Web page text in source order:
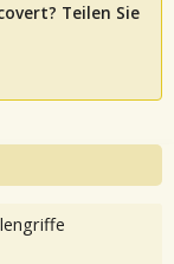
Teilen Sie